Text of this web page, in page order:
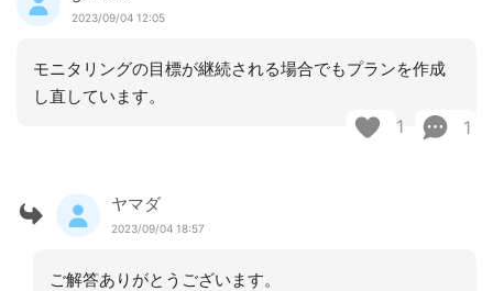
2023/09/04 12:05
モニタリングの目標が継続される場合でもプランを作成
し直しています。
1 1
ヤマダ
2023/09/04 18:57
ご解答ありがとうございます。